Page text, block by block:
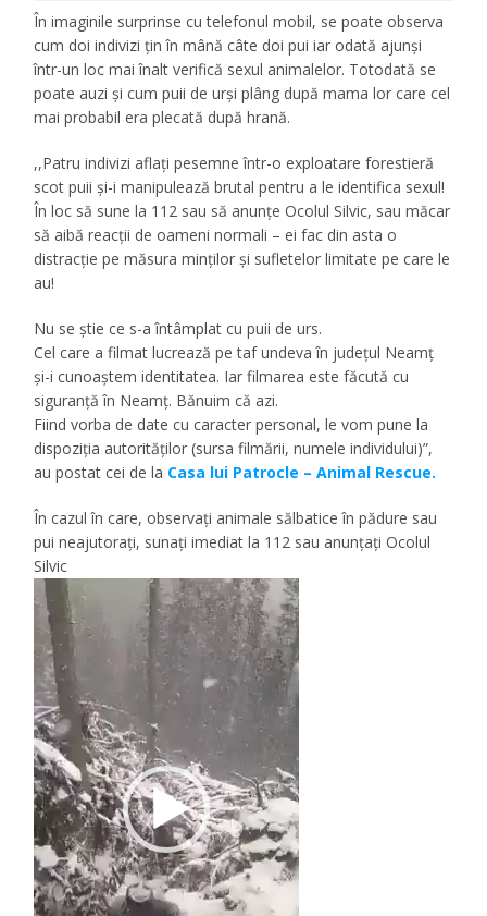
În imaginile surprinse cu telefonul mobil, se poate observa
cum doi indivizi țin în mână câte doi pui iar odată ajunși
într-un loc mai înalt verifică sexul animalelor. Totodată se
poate auzi și cum puii de urși plâng după mama lor care cel
mai probabil era plecată după hrană.
,,Patru indivizi aflați pesemne într-o exploatare forestieră
scot puii și-i manipulează brutal pentru a le identifica sexul!
În loc să sune la 112 sau să anunțe Ocolul Silvic, sau măcar
să aibă reacții de oameni normali – ei fac din asta o
distracție pe măsura minților și sufletelor limitate pe care le
au!
Nu se știe ce s-a întâmplat cu puii de urs.
Cel care a filmat lucrează pe taf undeva în județul Neamț
și-i cunoaștem identitatea. Iar filmarea este făcută cu
siguranță în Neamț. Bănuim că azi.
Fiind vorba de date cu caracter personal, le vom pune la
dispoziția autorităților (sursa filmării, numele individului)”,
au postat cei de la Casa lui Patrocle – Animal Rescue.
În cazul în care, observați animale sălbatice în pădure sau
pui neajutorați, sunați imediat la 112 sau anunțați Ocolul
Silvic
Player
video